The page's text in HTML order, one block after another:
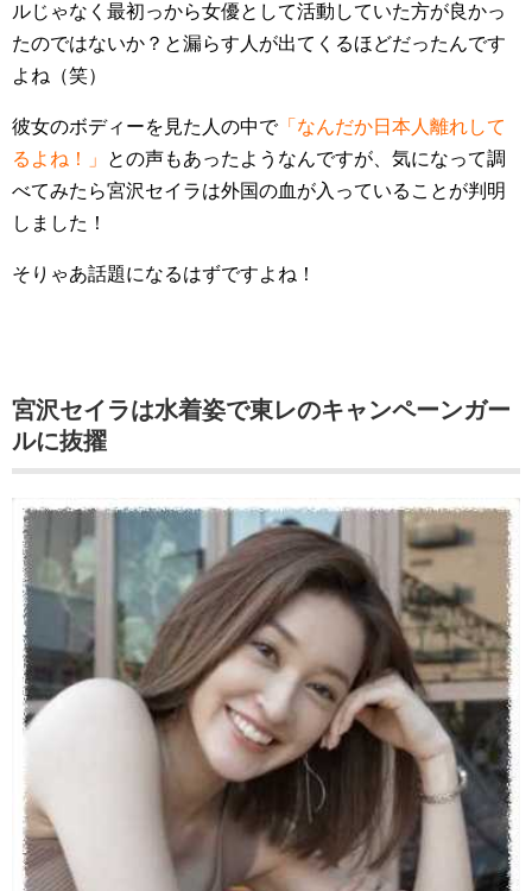
ルじゃなく最初っから女優として活動していた方が良かっ
たのではないか？と漏らす人が出てくるほどだったんです
よね（笑）
彼女のボディーを見た人の中で「なんだか日本人離れして
るよね！」
との声もあったようなんですが、気になって調
べてみたら宮沢セイラは外国の血が入っていることが判明
しました！
そりゃあ話題になるはずですよね！
宮沢セイラは水着姿で東レのキャンペーンガー
ルに抜擢